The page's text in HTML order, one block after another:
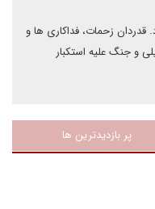
زحمات، فداکاری ها و
و جنگ علیه استکبار
پر بازدیدترین ها